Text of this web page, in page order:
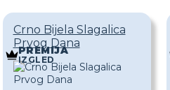
Crno Bijela Slagalica
Prvog Dana
PREMIJA
IZGLED